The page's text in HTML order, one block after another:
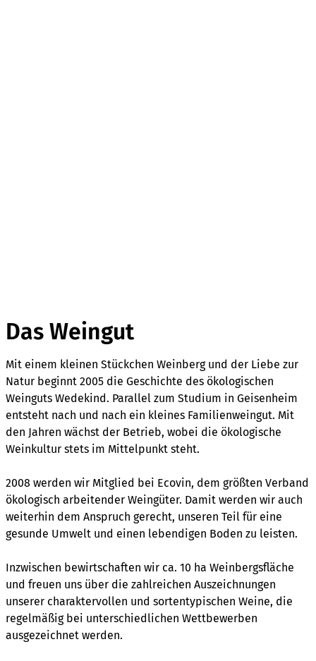
Das Weingut
Mit einem kleinen Stückchen Weinberg und der Liebe zur
Natur beginnt 2005 die Geschichte des ökologischen
Weinguts Wedekind. Parallel zum Studium in Geisenheim
entsteht nach und nach ein kleines Familienweingut. Mit
den Jahren wächst der Betrieb, wobei die ökologische
Weinkultur stets im Mittelpunkt steht.
2008 werden wir Mitglied bei Ecovin, dem größten Verband
ökologisch arbeitender Weingüter. Damit werden wir auch
weiterhin dem Anspruch gerecht, unseren Teil für eine
gesunde Umwelt und einen lebendigen Boden zu leisten.
Inzwischen bewirtschaften wir ca. 10 ha Weinbergsfläche
und freuen uns über die zahlreichen Auszeichnungen
unserer charaktervollen und sortentypischen Weine, die
regelmäßig bei unterschiedlichen Wettbewerben
ausgezeichnet werden.